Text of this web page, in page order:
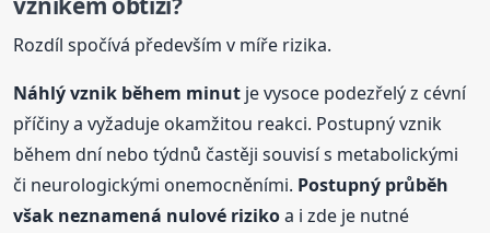
Rozdíl spočívá především v míře rizika.
Náhlý vznik během minut je vysoce podezřelý z cévní
příčiny a vyžaduje okamžitou reakci. Postupný vznik
během dní nebo týdnů častěji souvisí s metabolickými
či neurologickými onemocněními. Postupný průběh
však neznamená nulové rizikoa i zde je nutné